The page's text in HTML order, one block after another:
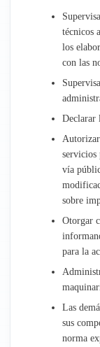
técnicos
los
con las
Declarar
servicios
vía
sobre
Otorgar
para la
Las
sus
norma